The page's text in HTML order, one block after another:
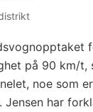
på 90 km/t,
noe som
Jensen har